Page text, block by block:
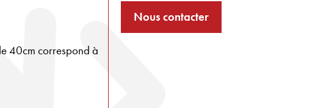
40cm correspond à
Nous contacter